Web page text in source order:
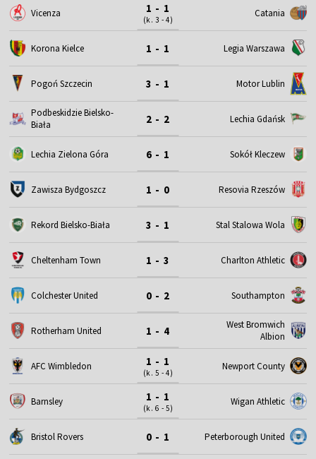
Vicenza 1 - 1
(k. 3 - 4)
Catania
Korona Kielce 1 - 1 Legia Warszawa
Pogoń Szczecin 3 - 1 Motor Lublin
Podbeskidzie Bielsko-
Biała
2 - 2 Lechia Gdańsk
Lechia Zielona Góra 6 - 1 Sokół Kleczew
Zawisza Bydgoszcz 1 - 0 Resovia Rzeszów
Rekord Bielsko-Biała 3 - 1 Stal Stalowa Wola
Cheltenham Town 1 - 3 Charlton Athletic
Colchester United 0 - 2 Southampton
Rotherham United 1 - 4
West Bromwich
Albion
AFC Wimbledon 1 - 1
(k. 5 - 4)
Newport County
Barnsley 1 - 1
(k. 6 - 5)
Wigan Athletic
Bristol Rovers 0 - 1 Peterborough United